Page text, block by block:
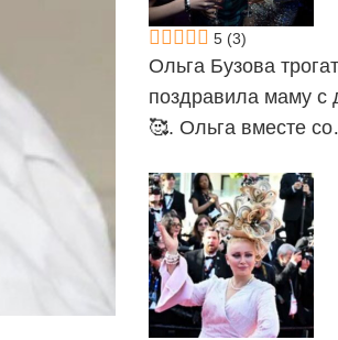
5 (3)
Ольга Бузова
поздравила маму с
🥰. Ольга вместе